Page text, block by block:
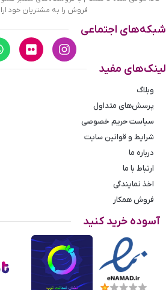
اندازه گیری سایز انگشتر
فروش را به مشتریان خود
شبکه‌های اجتماعی
لینک‌های مفید
وبلاگ
پرسش‌های متداول
سیاست حریم خصوصی
شرایط و قوانین سایت
درباره ما
ارتباط با ما
اخذ نمایندگی
فروش همکار
آسوده خرید کنید